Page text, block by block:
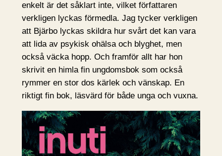
enkelt är det såklart inte, vilket författaren
verkligen lyckas förmedla. Jag tycker verkligen
att Bjärbo lyckas skildra hur svårt det kan vara
att lida av psykisk ohälsa och blyghet, men
också väcka hopp. Och framför allt har hon
skrivit en himla fin ungdomsbok som också
rymmer en stor dos kärlek och vänskap. En
riktigt fin bok, läsvärd för både unga och vuxna.